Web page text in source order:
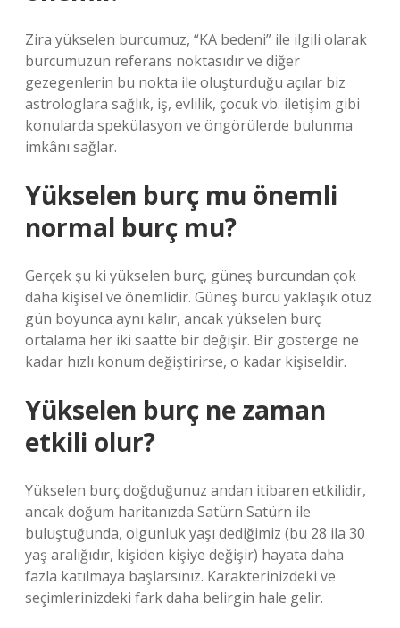
Zira yükselen burcumuz, “KA bedeni” ile ilgili olarak
burcumuzun referans noktasıdır ve diğer
gezegenlerin bu nokta ile oluşturduğu açılar biz
astrologlara sağlık, iş, evlilik, çocuk vb. iletişim gibi
konularda spekülasyon ve öngörülerde bulunma
imkânı sağlar.
Yükselen burç mu önemli
normal burç mu?
Gerçek şu ki yükselen burç, güneş burcundan çok
daha kişisel ve önemlidir. Güneş burcu yaklaşık otuz
gün boyunca aynı kalır, ancak yükselen burç
ortalama her iki saatte bir değişir. Bir gösterge ne
kadar hızlı konum değiştirirse, o kadar kişiseldir.
Yükselen burç ne zaman
etkili olur?
Yükselen burç doğduğunuz andan itibaren etkilidir,
ancak doğum haritanızda Satürn Satürn ile
buluştuğunda, olgunluk yaşı dediğimiz (bu 28 ila 30
yaş aralığıdır, kişiden kişiye değişir) hayata daha
fazla katılmaya başlarsınız. Karakterinizdeki ve
seçimlerinizdeki fark daha belirgin hale gelir.